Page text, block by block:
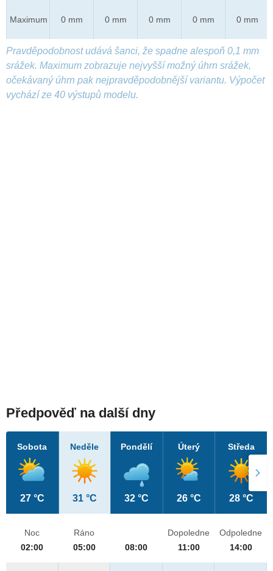
Maximum 0 mm 0 mm 0 mm 0 mm 0 mm
Pravděpodobnost udává šanci, že spadne alespoň 0,1 mm
srážek. Maximum zobrazuje nejvyšší možný úhrn srážek,
očekávaný úhrn pak nejpravděpodobnější variantu. Výpočet
vychází ze 40 výstupů modelu.
Předpověď na další dny
Sobota
27 °C
Neděle
31 °C
Pondělí
32 °C
Úterý
26 °C
Středa
28 °C
Noc
02:00
Ráno
05:00
08:00
Dopoledne
11:00
Odpoledne
14:00